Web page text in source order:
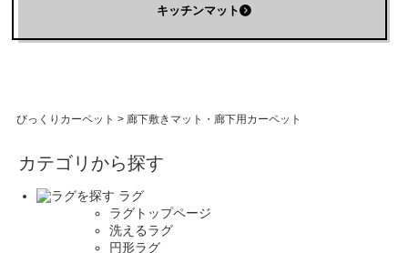
キッチンマット
びっくりカーペット > 廊下敷きマット・廊下用カーペット
カテゴリから探す
ラグ
ラグトップページ
洗えるラグ
円形ラグ